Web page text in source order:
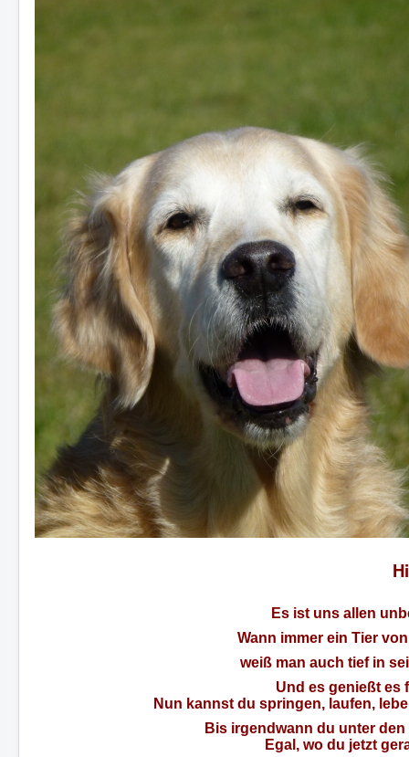
Es ist uns allen
Wann immer ein Tier
weiß man auch tief in
Und es genießt es
Nun kannst du springen, laufen,
Bis irgendwann du unter
Egal, wo du jetzt